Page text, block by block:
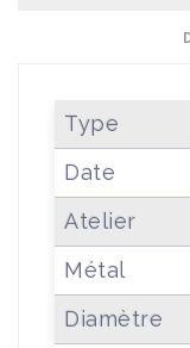
Type
Date
Atelier
Métal
Diamètre